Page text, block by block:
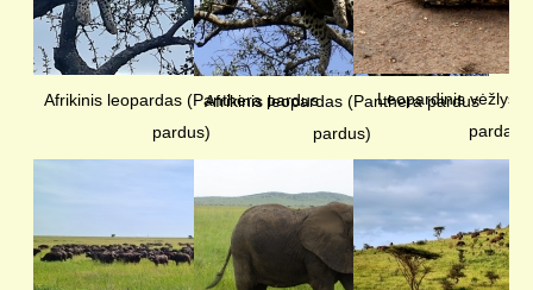
Afrikinis leopardas (Panthera pardus
pardus)
Afrikinis leopardas (Panthera pardus
pardus)
Leopardinis vėžlys